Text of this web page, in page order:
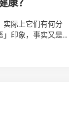
实际上它们有何分
印象，事实又是如